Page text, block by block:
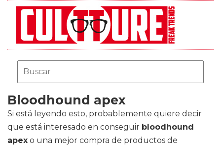
Bloodhound apex
Si está leyendo esto, probablemente quiere decir
que está interesado en conseguir bloodhound
apex o una mejor compra de productos de